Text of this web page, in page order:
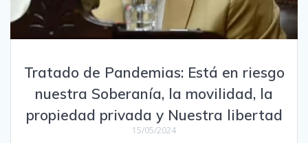
Tratado de Pandemias: Está en riesgo
nuestra Soberanía, la movilidad, la
propiedad privada y Nuestra libertad
15/05/2024